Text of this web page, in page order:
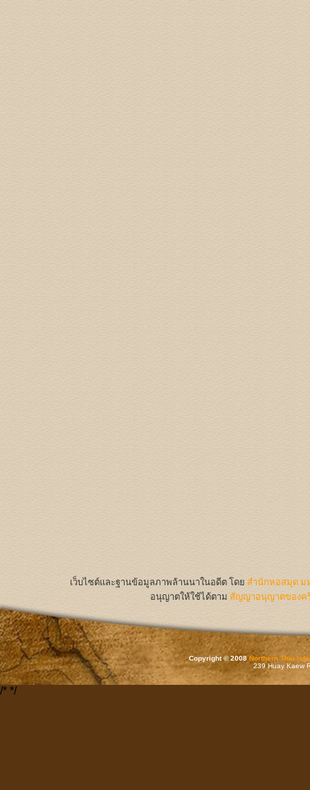
เว็บไซต์และฐานข้อมูลภาพล้านนาในอดีต โดย สำนักหอสมุด ม
อนุญาตให้ใช้ได้ตาม สัญญาอนุญาตของค
Copyright © 2008Northern Thai
239 Huay Kaew
/* */